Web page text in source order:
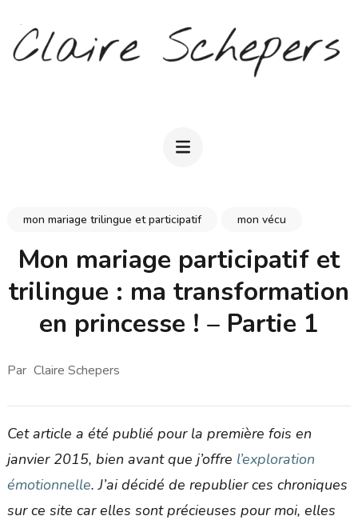
contenu
mon mariage trilingue et participatif mon vécu
Mon mariage participatif et
trilingue : ma transformation
en princesse ! – Partie 1
Par Claire Schepers
Cet article a été publié pour la première fois en
janvier 2015, bien avant que j’offre l’exploration
émotionnelle. J’ai décidé de republier ces chroniques
sur ce site car elles sont précieuses pour moi, elles